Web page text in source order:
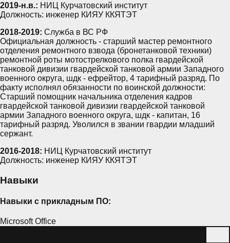
2019-н.в.: НИЦ Курчатовский институт
Должность: инженер КИЯУ ККЯТЭТ
2018-2019: Служба в ВС РФ
Официальная должность - старший мастер ремонтного
отделения ремонтного взвода (бронетанковой техники)
ремонтной роты мотострелкового полка гвардейской
танковой дивизии гвардейской танковой армии Западного
военного округа, шдк - ефрейтор, 4 тарифный разряд. По
факту исполнял обязанности по воинской должности:
Старший помощник начальника отделения кадров
гвардейской танковой дивизии гвардейской танковой
армии Западного военного округа, шдк - капитан, 16
тарифный разряд. Уволился в звании гвардии младший
сержант.
2016-2018: НИЦ Курчатовский институт
Должность: инженер КИЯУ ККЯТЭТ
Навыки
Навыки с прикладным ПО:
Microsoft Office